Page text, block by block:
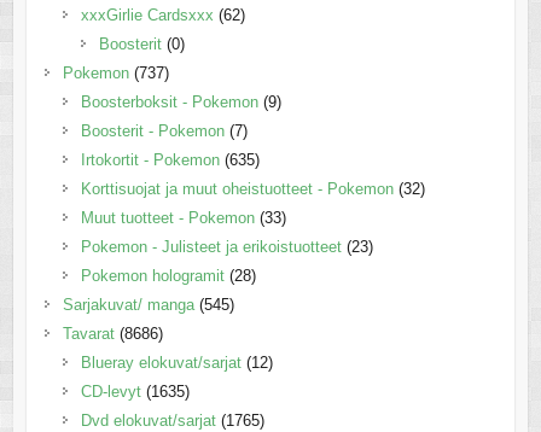
xxxGirlie Cardsxxx (62)
Boosterit (0)
Pokemon (737)
Boosterboksit - Pokemon (9)
Boosterit - Pokemon (7)
Irtokortit - Pokemon (635)
Korttisuojat ja muut oheistuotteet - Pokemon (32)
Muut tuotteet - Pokemon (33)
Pokemon - Julisteet ja erikoistuotteet (23)
Pokemon hologramit (28)
Sarjakuvat/ manga (545)
Tavarat (8686)
Blueray elokuvat/sarjat (12)
CD-levyt (1635)
Dvd elokuvat/sarjat (1765)